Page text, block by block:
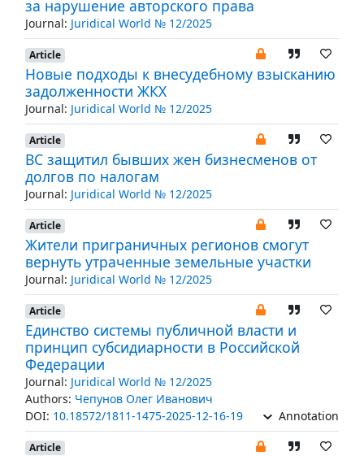
за нарушение авторского права
Journal: Juridical World № 12/2025
Article
Новые подходы к внесудебному взысканию
задолженности ЖКХ
Journal: Juridical World № 12/2025
Article
ВС защитил бывших жен бизнесменов от
долгов по налогам
Journal: Juridical World № 12/2025
Article
Жители приграничных регионов смогут
вернуть утраченные земельные участки
Journal: Juridical World № 12/2025
Article
Единство системы публичной власти и
принцип субсидиарности в Российской
Федерации
Journal: Juridical World № 12/2025
Authors: Чепунов Олег Иванович
DOI: 10.18572/1811-1475-2025-12-16-19 Annotation
Article